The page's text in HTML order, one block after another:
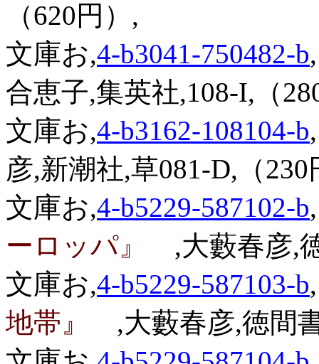
（620円）,
文庫お,4-b3041-750482-b,
合恵子,集英社,108-I,（
文庫お,4-b3162-108104-b,
彦,新潮社,草081-D,（230
文庫お,4-b5229-587102-b,
ーロッパ』 ,大藪春彦,
文庫お,4-b5229-587103-b,
地帯』 ,大藪春彦,徳間